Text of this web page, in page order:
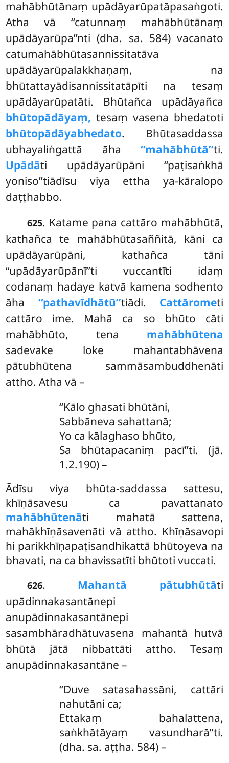
mahābhūtānaṃ upādāyarūpatāpasaṅgoti.
Atha vā ‘‘catunnaṃ mahābhūtānaṃ
upādāyarūpa’’nti (dha. sa. 584) vacanato
catumahābhūtasannissitatāva
upādāyarūpalakkhaṇaṃ, na
bhūtattayādisannissitatāpīti na tesaṃ
upādāyarūpatāti. Bhūtañca upādāyañca
bhūtopādāyaṃ, tesaṃ vasena bhedatoti
bhūtopādāyabhedato. Bhūtasaddassa
ubhayaliṅgattā āha ‘‘mahābhūtā’’ti.
Upādāti upādāyarūpāni ‘‘paṭisaṅkhā
yoniso’’tiādīsu viya ettha ya-kāralopo
daṭṭhabbo.
625. Katame pana cattāro mahābhūtā,
kathañca te mahābhūtasaññitā, kāni ca
upādāyarūpāni, kathañca tāni
‘‘upādāyarūpānī’’ti vuccantīti idaṃ
codanaṃ hadaye katvā kamena sodhento
āha ‘‘pathavīdhātū’’tiādi. Cattārometi
cattāro ime. Mahā ca so bhūto cāti
mahābhūto, tena mahābhūtena
sadevake loke mahantabhāvena
pātubhūtena sammāsambuddhenāti
attho. Atha vā –
‘‘Kālo ghasati bhūtāni,
Sabbāneva sahattanā;
Yo ca kālaghaso bhūto,
Sa bhūtapacaniṃ pacī’’ti. (jā.
1.2.190) –
Ādīsu viya bhūta-saddassa sattesu,
khīṇāsavesu ca pavattanato
mahābhūtenāti mahatā sattena,
mahākhīṇāsavenāti vā attho. Khīṇāsavopi
hi parikkhīṇapaṭisandhikattā bhūtoyeva na
bhavati, na ca bhavissatīti bhūtoti vuccati.
626. Mahantā pātubhūtāti
upādinnakasantānepi
anupādinnakasantānepi
sasambhāradhātuvasena mahantā hutvā
bhūtā jātā nibbattāti attho. Tesaṃ
anupādinnakasantāne –
‘‘Duve satasahassāni, cattāri
nahutāni ca;
Ettakaṃ bahalattena,
saṅkhātāyaṃ vasundharā’’ti.
(dha. sa. aṭṭha. 584) –